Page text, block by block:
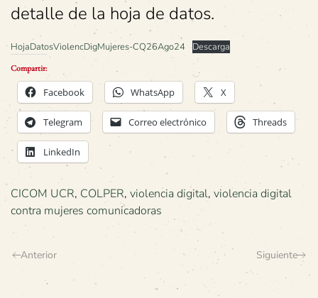
detalle de la hoja de datos.
HojaDatosViolencDigMujeres-CQ26Ago24 Descarga
Compartir:
Facebook WhatsApp X
Telegram Correo electrónico Threads
LinkedIn
CICOM UCR, COLPER, violencia digital, violencia digital
contra mujeres comunicadoras
Anterior Siguiente